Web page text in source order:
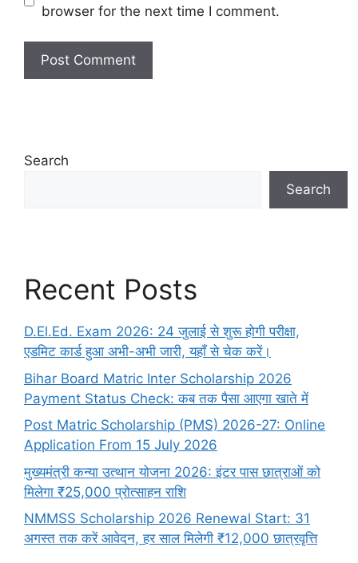
browser for the next time I comment.
Search
Search
Recent Posts
D.El.Ed. Exam 2026: 24 जुलाई से शुरू होगी परीक्षा,
एडमिट कार्ड हुआ अभी-अभी जारी, यहाँ से चेक करें।
Bihar Board Matric Inter Scholarship 2026
Payment Status Check: कब तक पैसा आएगा खाते में
Post Matric Scholarship (PMS) 2026-27: Online
Application From 15 July 2026
मुख्यमंत्री कन्या उत्थान योजना 2026: इंटर पास छात्राओं को
मिलेगा ₹25,000 प्रोत्साहन राशि
NMMSS Scholarship 2026 Renewal Start: 31
अगस्त तक करें आवेदन, हर साल मिलेगी ₹12,000 छात्रवृत्ति